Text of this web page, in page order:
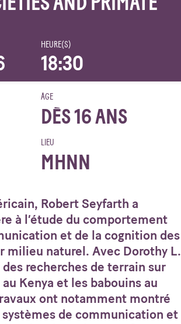
HEURE(S)
18:30
ÂGE
DÈS 16 ANS
LIEU
MHNN
Robert Seyfarth a
à l’étude du comportement
et de la cognition des
milieu naturel. Avec Dorothy L.
recherches de terrain sur
Kenya et les babouins au
ont notamment montré
systèmes de communication et